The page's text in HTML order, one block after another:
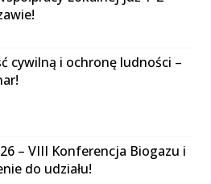
cywilną i ochronę ludności –
– VIII Konferencja Biogazu i
do udziału!